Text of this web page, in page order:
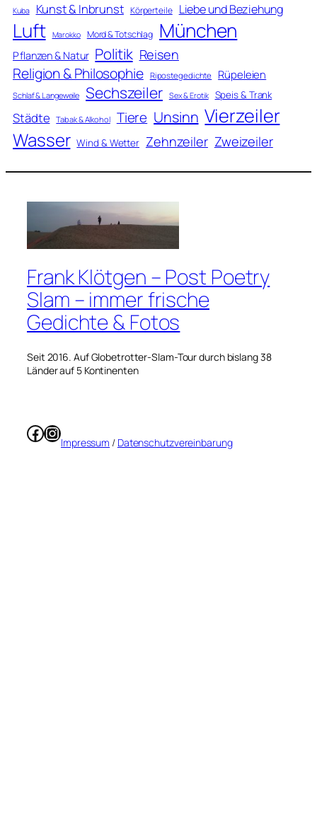
Kuba Kunst & Inbrunst Körperteile Liebe und Beziehung
Luft Marokko Mord & Totschlag München
Pflanzen & Natur Politik Reisen
Religion & Philosophie Ripostegedichte Rüpeleien
Schlaf & Langeweile Sechszeiler Sex & Erotik Speis & Trank
Städte Tabak & Alkohol Tiere Unsinn Vierzeiler
Wasser Wind & Wetter Zehnzeiler Zweizeiler
Frank Klötgen – Post Poetry
Slam – immer frische
Gedichte & Fotos
Seit 2016. Auf Globetrotter-Slam-Tour durch bislang 38
Länder auf 5 Kontinenten
Facebook
Instagram
Impressum / Datenschutzvereinbarung